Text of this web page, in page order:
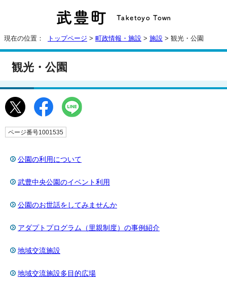
現在の位置： トップページ > 町政情報・施設 > 施設 > 観光・公園
観光・公園
ページ番号1001535
公園の利用について
武豊中央公園のイベント利用
公園のお世話をしてみませんか
アダプトプログラム（里親制度）の事例紹介
地域交流施設
地域交流施設多目的広場